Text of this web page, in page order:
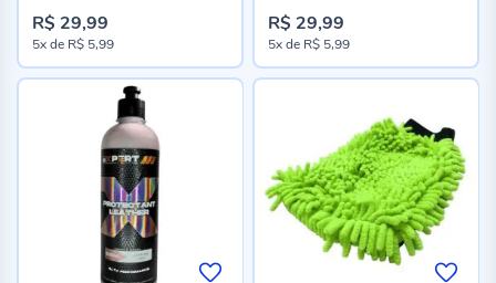
R$ 29,99
5xde R$ 5,99
R$ 29,99
5xde R$ 5,99